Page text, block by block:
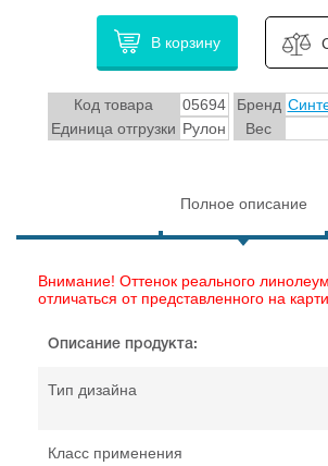
В корзину
Код товара 05694 Бренд
Единица отгрузки Рулон Вес
Полное описание
Внимание! Оттенок реального
отличаться от представленного на
Описание продукта:
Тип дизайна
Класс применения